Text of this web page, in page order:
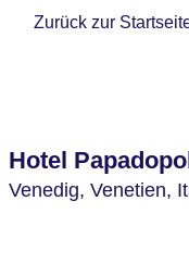
Zurück zur
Hotel
Venedig, Venetien,